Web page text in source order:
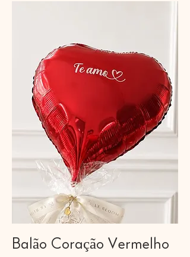
Balão Coração Vermelho